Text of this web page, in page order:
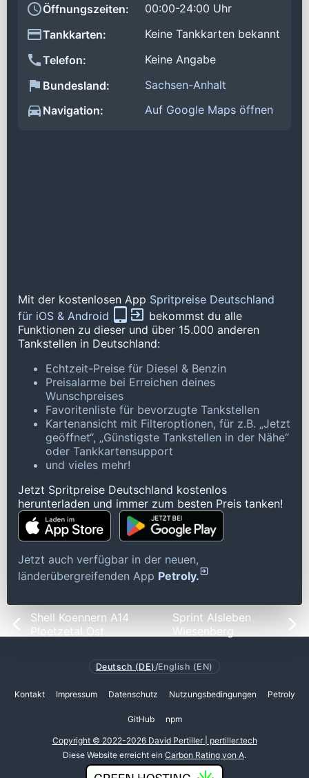
Öffnungszeiten:
00:00-24:00 Uhr
Tankkarten:
Keine Tankkarten bekannt
Telefon:
Keine Angabe
Bundesland:
Sachsen-Anhalt
Navigation:
Auf Google Maps öffnen
Mit der kostenlosen App Spritpreise Deutschland
für iOS & Android
bekommst du alle
Funktionen zu dieser und über 15.000 anderen
Tankstellen in Deutschland:
Echtzeit-Preise für Diesel & Benzin
Preisalarme bei Erreichen deines
Wunschpreises
Favoritenliste für bevorzugte Tankstellen
Kartenansicht mit Filteroptionen, für z.B. „Jetzt
geöffnet“, „Günstigste Tankstellen in der Nähe“
oder Tankkartensupport
und vieles mehr!
Jetzt Spritpreise Deutschland kostenlos
herunterladen und immer zum besten Preis tanken!
Jetzt auch verfügbar in der neuen,
länderübergreifenden App Petroly.
Shell Koennern A14
Ploetzetal Ost
Sprint Alsleben
Wiesenberg
Deutsch (DE) /English (EN)
Kontakt Impressum Datenschutz Nutzungsbedingungen Petroly
GitHub npm
Copyright © 2022-2026 David Pertiller | pertiller.tech
Diese Website erreicht ein Carbon Rating von A.